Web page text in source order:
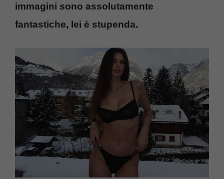
immagini sono assolutamente
fantastiche, lei è stupenda.